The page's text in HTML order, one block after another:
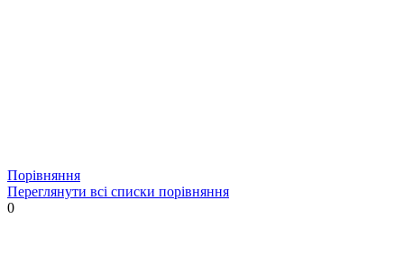
Порівняння
Переглянути всі списки порівняння
0